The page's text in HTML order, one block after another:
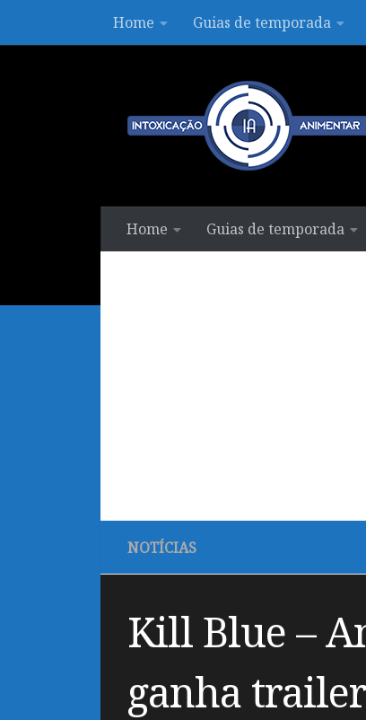
Skip to contentHome Guias de temporada
Home Guias de temporada
NOTÍCIAS
Kill Blue –
ganha